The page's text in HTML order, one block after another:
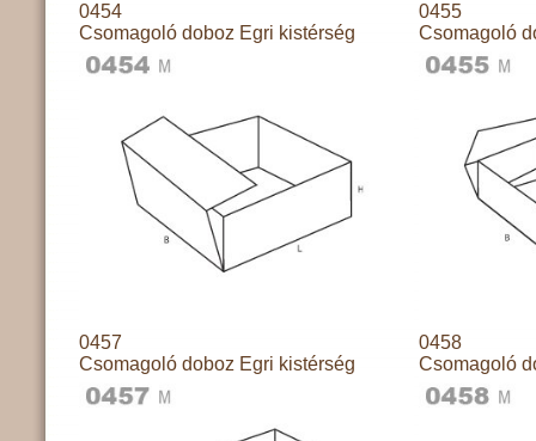
0454
Csomagoló doboz Egri kistérség
0455
Csomagoló
0457
Csomagoló doboz Egri kistérség
0458
Csomagoló